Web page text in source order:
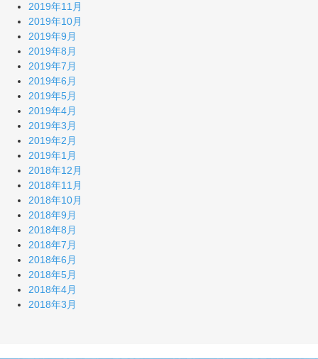
2019年11月
2019年10月
2019年9月
2019年8月
2019年7月
2019年6月
2019年5月
2019年4月
2019年3月
2019年2月
2019年1月
2018年12月
2018年11月
2018年10月
2018年9月
2018年8月
2018年7月
2018年6月
2018年5月
2018年4月
2018年3月